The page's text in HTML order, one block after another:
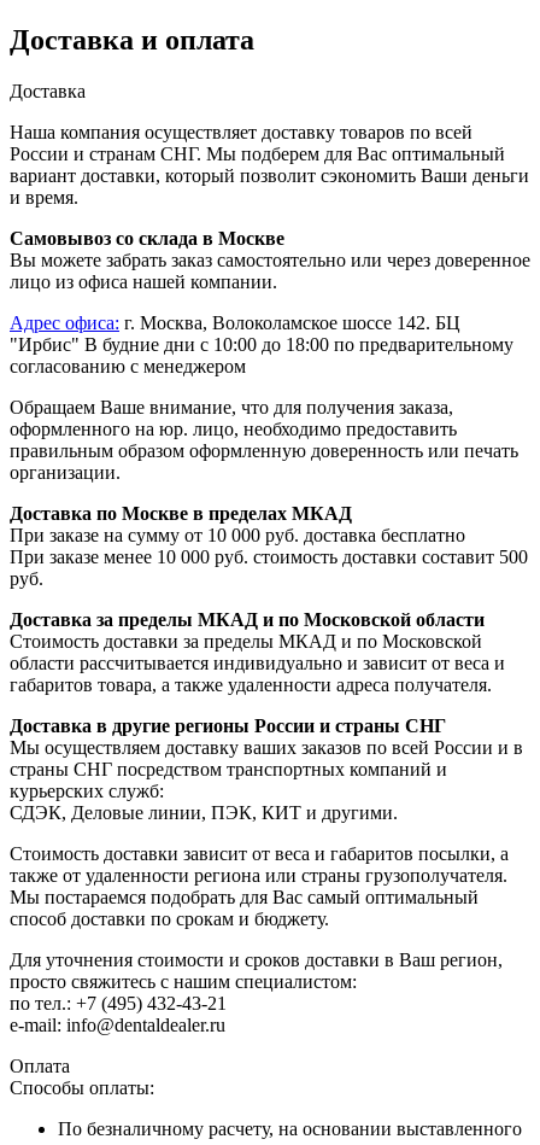
Доставка и оплата
Доставка
Наша компания осуществляет доставку товаров по всей
России и странам СНГ. Мы подберем для Вас оптимальный
вариант доставки, который позволит сэкономить Ваши деньги
и время.
Самовывоз со склада в Москве
Вы можете забрать заказ самостоятельно или через доверенное
лицо из офиса нашей компании.
Адрес офиса: г. Москва, Волоколамское шоссе 142. БЦ
"Ирбис" В будние дни с 10:00 до 18:00 по предварительному
согласованию с менеджером
Обращаем Ваше внимание, что для получения заказа,
оформленного на юр. лицо, необходимо предоставить
правильным образом оформленную доверенность или печать
организации.
Доставка по Москве в пределах МКАД
При заказе на сумму от 10 000 руб. доставка бесплатно
При заказе менее 10 000 руб. стоимость доставки составит 500
руб.
Доставка за пределы МКАД и по Московской области
Стоимость доставки за пределы МКАД и по Московской
области рассчитывается индивидуально и зависит от веса и
габаритов товара, а также удаленности адреса получателя.
Доставка в другие регионы России и страны СНГ
Мы осуществляем доставку ваших заказов по всей России и в
страны СНГ посредством транспортных компаний и
курьерских служб:
СДЭК, Деловые линии, ПЭК, КИТ и другими.
Стоимость доставки зависит от веса и габаритов посылки, а
также от удаленности региона или страны грузополучателя.
Мы постараемся подобрать для Вас самый оптимальный
способ доставки по срокам и бюджету.
Для уточнения стоимости и сроков доставки в Ваш регион,
просто свяжитесь с нашим специалистом:
по тел.: +7 (495) 432-43-21
e-mail: info@dentaldealer.ru
Оплата
Способы оплаты:
По безналичному расчету, на основании выставленного